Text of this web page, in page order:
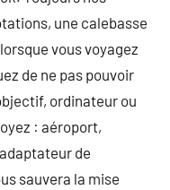
une calebasse
vous voyagez
de ne pas pouvoir
ordinateur ou
: aéroport,
de
sauvera la mise